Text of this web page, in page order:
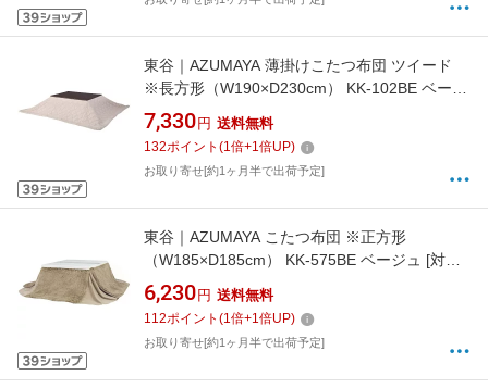
東谷｜AZUMAYA 薄掛けこたつ布団 ツイード
※長方形（W190×D230cm） KK-102BE ベージ
ュ [対応天板サイズ：約75×105cm /長方形]
7,330 円 送料無料
132ポイント (1倍+1倍UP)
お取り寄せ[約1ヶ月半で出荷予定]
東谷｜AZUMAYA こたつ布団 ※正方形
（W185×D185cm） KK-575BE ベージュ [対応
天板サイズ：約75×75cm /正方形]
6,230 円 送料無料
112ポイント (1倍+1倍UP)
お取り寄せ[約1ヶ月半で出荷予定]